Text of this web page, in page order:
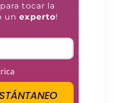
para tocar la
un experto!